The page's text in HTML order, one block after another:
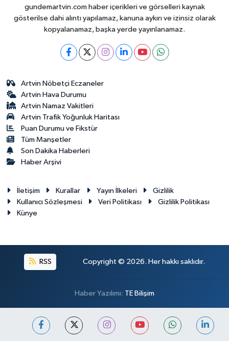
gundemartvin.com haber içerikleri ve görselleri kaynak
gösterilse dahi alıntı yapılamaz, kanuna aykırı ve izinsiz olarak
kopyalanamaz, başka yerde yayınlanamaz.
Artvin Nöbetçi Eczaneler
Artvin Hava Durumu
Artvin Namaz Vakitleri
Artvin Trafik Yoğunluk Haritası
Puan Durumu ve Fikstür
Tüm Manşetler
Son Dakika Haberleri
Haber Arşivi
İletişim Kurallar Yayın İlkeleri
Gizlilik
Kullanıcı Sözleşmesi
Veri Politikası
Gizlilik Politikası
Künye
RSS Copyright © 2026. Her hakkı saklıdır.
Haber Yazılımı: TE Bilişim